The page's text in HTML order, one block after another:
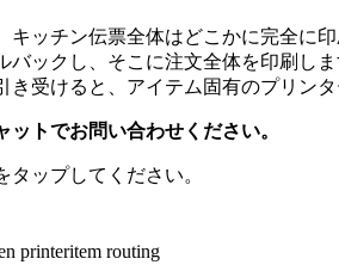
キッチン伝票全体はどこかに完全に
ックし、そこに注文全体を印刷しま
き受けると、アイテム固有のプリン
トでお問い合わせください。
ップしてください。
printeritem routing